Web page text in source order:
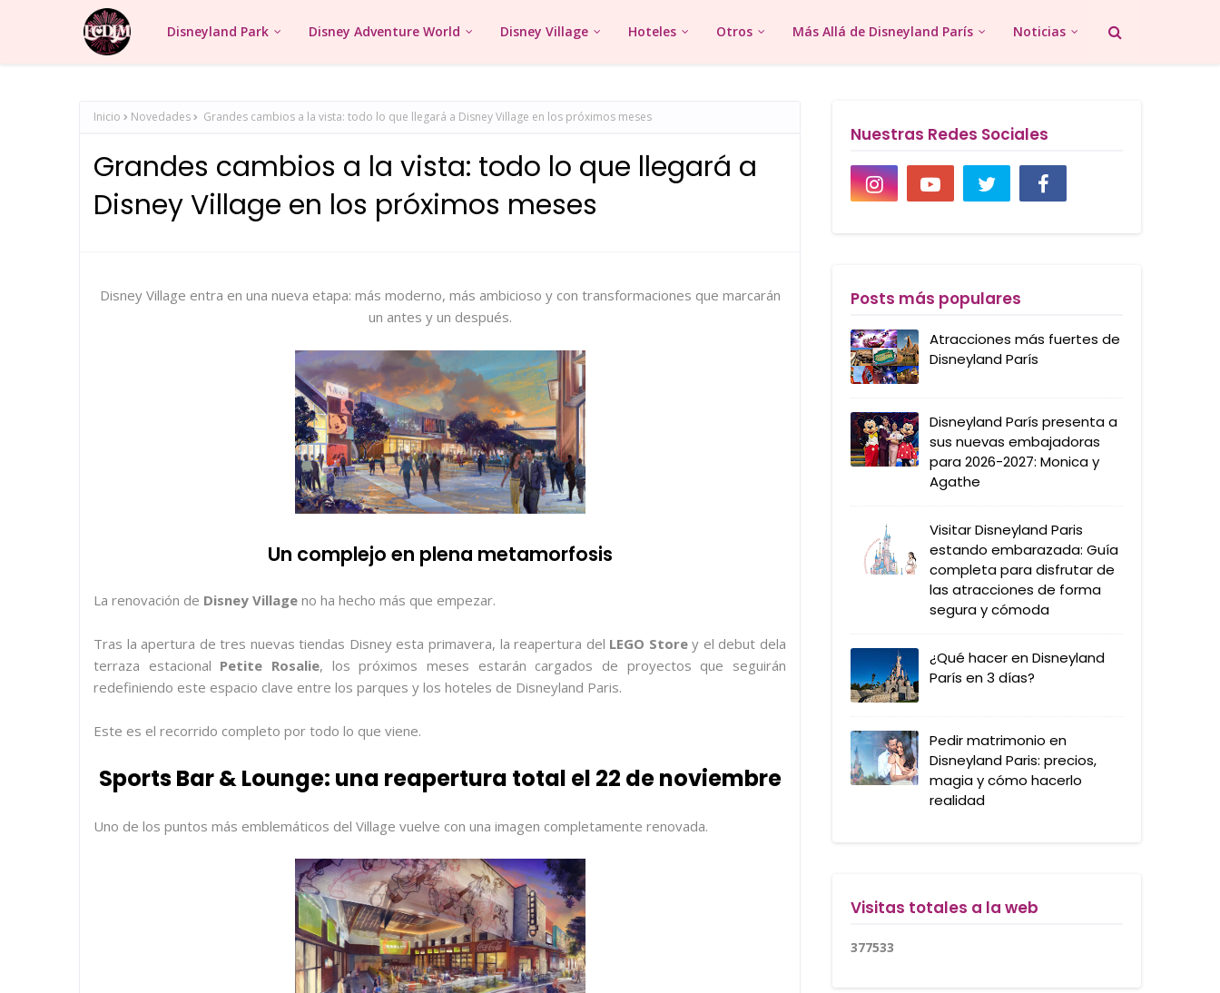
Disneyland Park Disney Adventure World Disney Village Hoteles Otros Más Allá de Disneyland París Noticias
Inicio Novedades Grandes cambios a la vista: todo lo que llegará a Disney Village en los próximos meses
Grandes cambios a la vista: todo lo que llegará a
Disney Village en los próximos meses
Disney Village entra en una nueva etapa: más moderno, más ambicioso y con transformaciones que marcarán
un antes y un después.
Un complejo en plena metamorfosis
La renovación de Disney Village no ha hecho más que empezar.
Tras la apertura de tres nuevas tiendas Disney esta primavera, la reapertura del LEGO Storey el debut dela
terraza estacional Petite Rosalie, los próximos meses estarán cargados de proyectos que seguirán
redefiniendo este espacio clave entre los parques y los hoteles de Disneyland Paris.
Este es el recorrido completo por todo lo que viene.
Sports Bar & Lounge: una reapertura total el 22 de noviembre
Uno de los puntos más emblemáticos del Village vuelve con una imagen completamente renovada.
Nuestras Redes Sociales
Posts más populares
Atracciones más fuertes de
Disneyland París
Disneyland París presenta a
sus nuevas embajadoras
para 2026-2027: Monica y
Agathe
Visitar Disneyland Paris
estando embarazada: Guía
completa para disfrutar de
las atracciones de forma
segura y cómoda
¿Qué hacer en Disneyland
París en 3 días?
Pedir matrimonio en
Disneyland Paris: precios,
magia y cómo hacerlo
realidad
Visitas totales a la web
377533